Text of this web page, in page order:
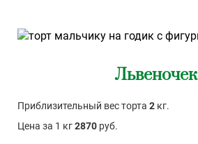
Львеночек
Приблизительный вес торта 2 кг.
Цена за 1 кг2870 руб.